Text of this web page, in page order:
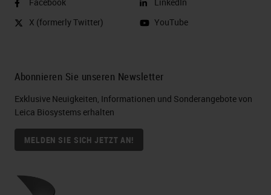
X (formerly Twitter)
YouTube
Abonnieren Sie unseren Newsletter
Exklusive Neuigkeiten, Informationen und Sonderangebote von
Leica Biosystems erhalten
MELDEN SIE SICH JETZT AN!